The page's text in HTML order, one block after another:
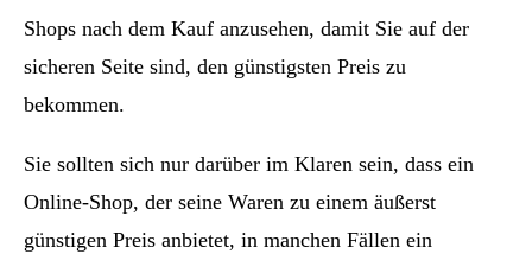
Shops nach dem Kauf anzusehen, damit Sie auf der
sicheren Seite sind, den günstigsten Preis zu
bekommen.
Sie sollten sich nur darüber im Klaren sein, dass ein
Online-Shop, der seine Waren zu einem äußerst
günstigen Preis anbietet, in manchen Fällen ein